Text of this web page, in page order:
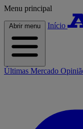
Menu principal
Abrir menu Início
Últimas Mercado